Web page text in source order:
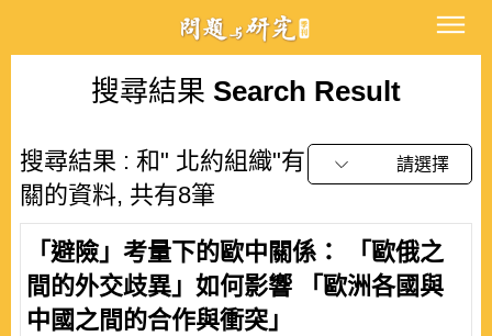
搜尋結果 Search Result
搜尋結果 : 和" 北約組織"有
關的資料, 共有8筆
請選擇
「避險」考量下的歐中關係： 「歐俄之
間的外交歧異」如何影響 「歐洲各國與
中國之間的合作與衝突」